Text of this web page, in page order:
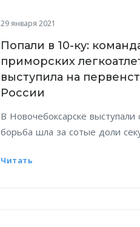
29 января 2021
Попали в 10-ку:
приморских
выступила на
России
В Новочебоксарске
борьба шла за сотые доли
Читать